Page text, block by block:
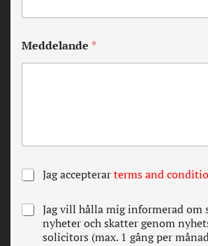
Meddelande *
A
l
a
Jag accepterarterms and
N
e
Jag vill hålla mig informerad om
nyheter och skatter genom
solicitors (max. 1 gång per